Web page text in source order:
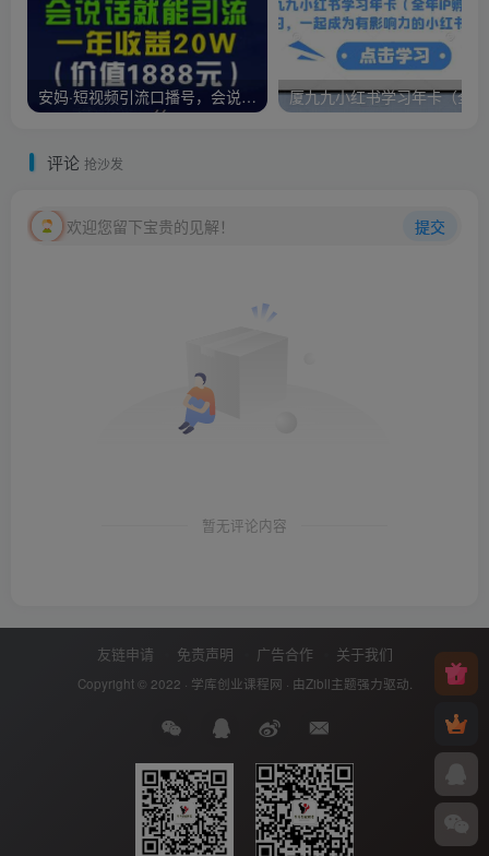
安妈·短视频引流口播号，会说话就能引流，一年收益20W（价值1888元）
评论 抢沙发
欢迎您留下宝贵的见解！ 提交
暂无评论内容
友链申请 免责声明 广告合作 关于我们
Copyright © 2022 · 学库创业课程网 · 由Zibll主题强力驱动.